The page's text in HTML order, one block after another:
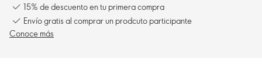
15% de descuento en tu primera compra
Envío gratis al comprar un prodcuto participante
Conoce más